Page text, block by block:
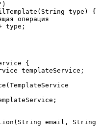
type) {
операция
type;
{
templateService;